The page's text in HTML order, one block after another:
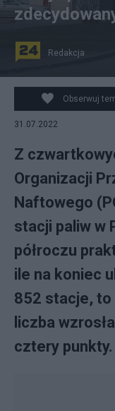
Liczba stacji paliw
praktycznie nie
Redakcja
Obserwuj
31.07.2022
Z
Organizacji
Naftowego
stacji paliw w
półroczu
ile na koniec
852 stacje, to
liczba
cztery punkty.